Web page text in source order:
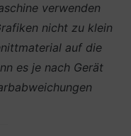
verwenden
nicht zu klein
auf die
es je nach Gerät